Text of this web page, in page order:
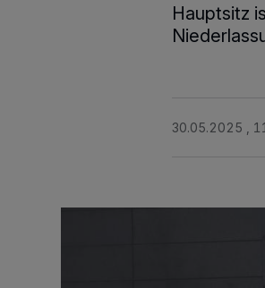
Hauptsitz
30.05.2025 ,